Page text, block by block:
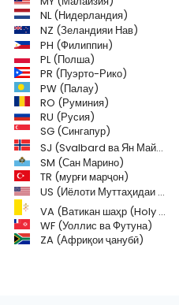
NL (Нидерландия)
NZ (Зеландияи Нав)
PH (Филиппин)
PL (Полша)
PR (Пуэрто-Рико)
PW (Палау)
RO (Руминия)
RU (Русия)
SG (Сингапур)
SJ (Svalbard ва Ян Майеен)
SM (Сан Марино)
TR (мурғи марҷон)
US (Иёлоти Муттаҳидаи Амрико)
VA (Ватикан шаҳр (Holy See))
WF (Уоллис ва Футуна)
ZA (Африқои ҷанубӣ)